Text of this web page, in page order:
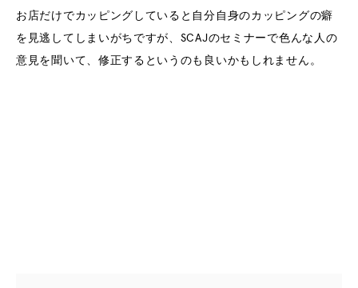
お店だけでカッピングしていると自分自身のカッピングの癖
を見逃してしまいがちですが、SCAJのセミナーで色んな人の
意見を聞いて、修正するというのも良いかもしれません。